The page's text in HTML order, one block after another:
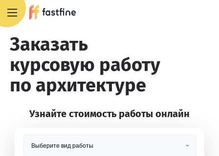
Заказать
курсовую работу
по архитектуре
Узнайте стоимость работы онлайн